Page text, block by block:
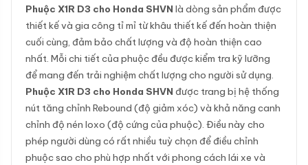
Phuộc X1R D3 cho Honda SHVN là dòng sản phẩm được
thiết kế và gia công tỉ mỉ từ khâu thiết kế đến hoàn thiện
cuối cùng, đảm bảo chất lượng và độ hoàn thiện cao
nhất. Mỗi chi tiết của phuộc đều được kiểm tra kỹ lưỡng
để mang đến trải nghiệm chất lượng cho người sử dụng.
Phuộc X1R D3 cho Honda SHVN được trang bị hệ thống
nút tăng chỉnh Rebound (độ giảm xóc) và khả năng canh
chỉnh độ nén loxo (độ cứng của phuộc). Điều này cho
phép người dùng có rất nhiều tuỳ chọn để điều chỉnh
phuộc sao cho phù hợp nhất với phong cách lái xe và